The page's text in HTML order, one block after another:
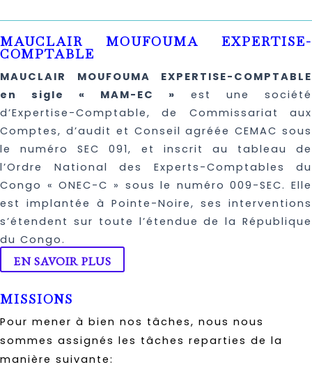
MAUCLAIR MOUFOUMA EXPERTISE-
COMPTABLE
MAUCLAIR MOUFOUMA EXPERTISE-COMPTABLE
en sigle « MAM-EC » est une société
d’Expertise-Comptable, de Commissariat aux
Comptes, d’audit et Conseil agréée CEMAC sous
le numéro SEC 091, et inscrit au tableau de
l’Ordre National des Experts-Comptables du
Congo « ONEC-C » sous le numéro 009-SEC. Elle
est implantée à Pointe-Noire, ses interventions
s’étendent sur toute l’étendue de la République
du Congo.
EN SAVOIR PLUS
MISSIONS
Pour mener à bien nos tâches, nous nous
sommes assignés les tâches reparties de la
manière suivante: